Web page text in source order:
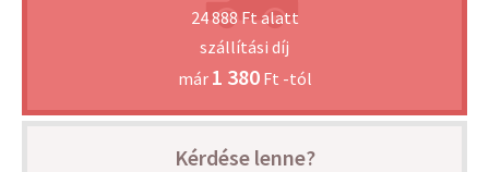
24 888 Ft alatt
szállítási díj
már 1 380Ft -tól
Kérdése lenne?